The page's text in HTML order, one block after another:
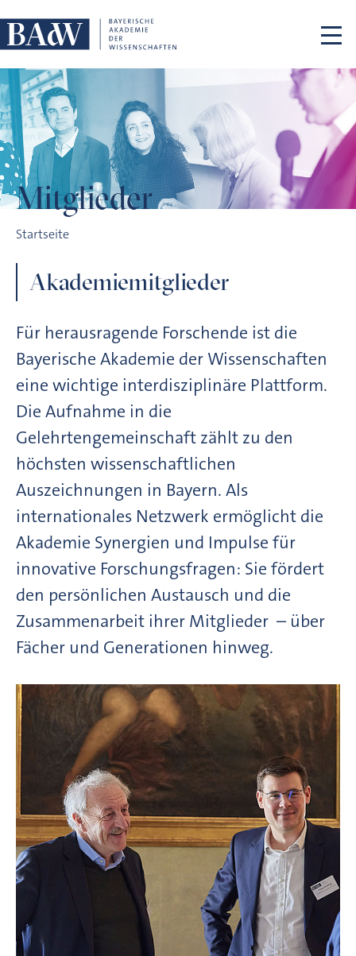
Mitglieder
Startseite
Akademiemitglieder
Für herausragende Forschende ist die
Bayerische Akademie der Wissenschaften
eine wichtige interdisziplinäre Plattform.
Die Aufnahme in die
Gelehrtengemeinschaft zählt zu den
höchsten wissenschaftlichen
Auszeichnungen in Bayern. Als
internationales Netzwerk ermöglicht die
Akademie Synergien und Impulse für
innovative Forschungsfragen: Sie fördert
den persönlichen Austausch und die
Zusammenarbeit ihrer Mitglieder – über
Fächer und Generationen hinweg.